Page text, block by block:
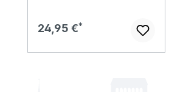
Regulärer Preis:
24,95 €